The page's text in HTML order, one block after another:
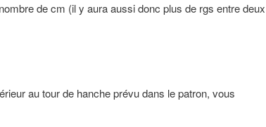
de cm (il y aura aussi donc plus de rgs entre deux
au tour de hanche prévu dans le patron, vous